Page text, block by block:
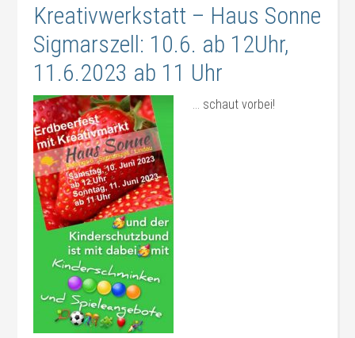
Kreativwerkstatt – Haus Sonne
Sigmarszell: 10.6. ab 12Uhr,
11.6.2023 ab 11 Uhr
… schaut vorbei!